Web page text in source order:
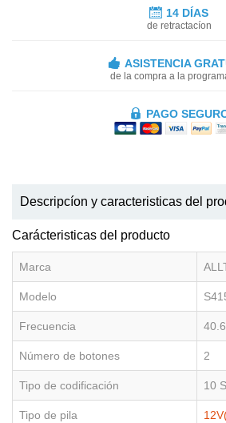
14 DÍAS
de retractacíon
ASISTENCIA
de la compra a la
PAGO
Descripcíon y caracteristicas del
Carácteristicas del producto
Marca
Modelo
Frecuencia
Número de botones 2
Tipo de codificación 10
Tipo de pila